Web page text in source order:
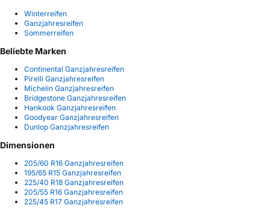
Winterreifen
Ganzjahresreifen
Sommerreifen
Beliebte Marken
Continental Ganzjahresreifen
Pirelli Ganzjahresreifen
Michelin Ganzjahresreifen
Bridgestone Ganzjahresreifen
Hankook Ganzjahresreifen
Goodyear Ganzjahresreifen
Dunlop Ganzjahresreifen
Dimensionen
205/60 R16 Ganzjahresreifen
195/65 R15 Ganzjahresreifen
225/40 R18 Ganzjahresreifen
205/55 R16 Ganzjahresreifen
225/45 R17 Ganzjahresreifen